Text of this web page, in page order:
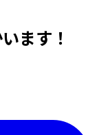
ます！